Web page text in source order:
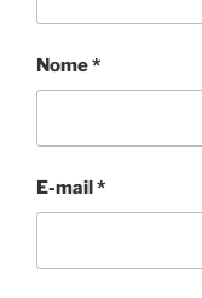
Nome*
E-mail*